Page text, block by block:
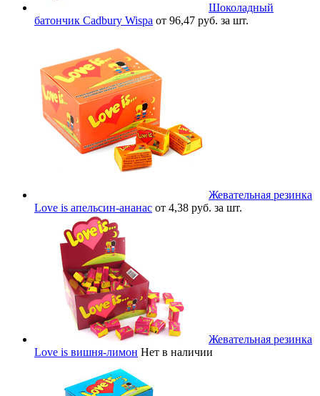
Шоколадный
батончик Cadbury Wispa от 96,47 руб. за шт.
Жевательная резинка
Love is апельсин-ананас от 4,38 руб. за шт.
Жевательная резинка
Love is вишня-лимон Нет в наличии